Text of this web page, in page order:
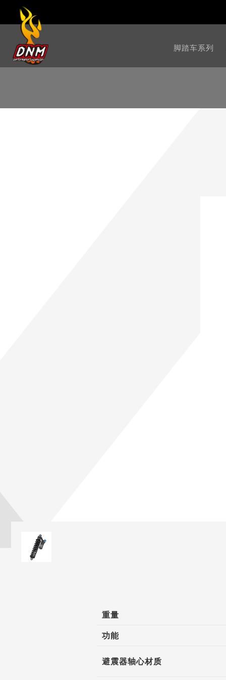
脚踏车系列
重量
功能
避震器轴心材质